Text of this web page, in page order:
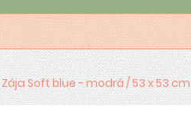
Zája Soft blue - modrá / 53 x 53 cm